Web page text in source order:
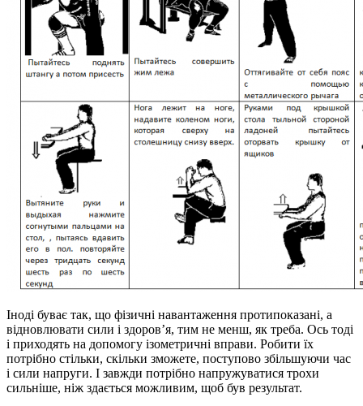
Іноді буває так, що фізичні навантаження протипоказані, а
відновлювати сили і здоров’я, тим не менш, як треба. Ось тоді
і приходять на допомогу ізометричні вправи. Робити їх
потрібно стільки, скільки зможете, поступово збільшуючи час
і сили напруги. І завжди потрібно напружуватися трохи
сильніше, ніж здається можливим, щоб був результат.